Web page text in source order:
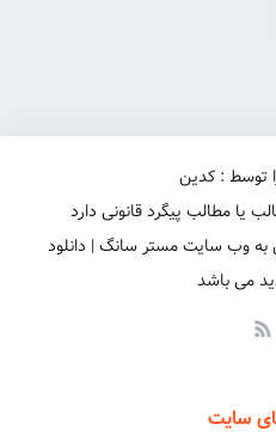
توسط : کدین
یا مطالب پیگرد قانونی دارد
وب سایت مستر سانگ | دانلود
می باشد
سایت